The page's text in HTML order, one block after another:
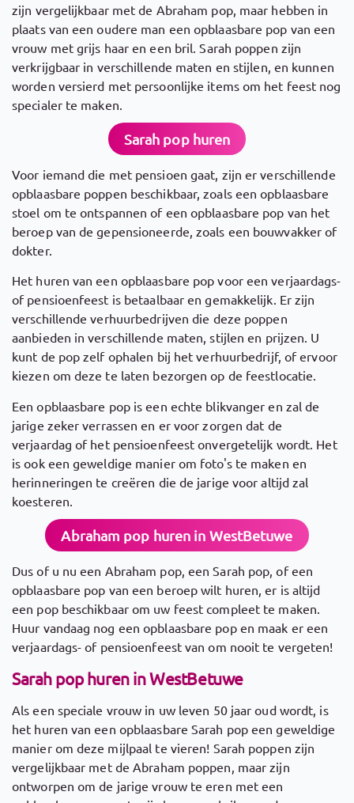
zijn vergelijkbaar met de Abraham pop, maar hebben in
plaats van een oudere man een opblaasbare pop van een
vrouw met grijs haar en een bril. Sarah poppen zijn
verkrijgbaar in verschillende maten en stijlen, en kunnen
worden versierd met persoonlijke items om het feest nog
specialer te maken.
Sarah pop huren
Voor iemand die met pensioen gaat, zijn er verschillende
opblaasbare poppen beschikbaar, zoals een opblaasbare
stoel om te ontspannen of een opblaasbare pop van het
beroep van de gepensioneerde, zoals een bouwvakker of
dokter.
Het huren van een opblaasbare pop voor een verjaardags-
of pensioenfeest is betaalbaar en gemakkelijk. Er zijn
verschillende verhuurbedrijven die deze poppen
aanbieden in verschillende maten, stijlen en prijzen. U
kunt de pop zelf ophalen bij het verhuurbedrijf, of ervoor
kiezen om deze te laten bezorgen op de feestlocatie.
Een opblaasbare pop is een echte blikvanger en zal de
jarige zeker verrassen en er voor zorgen dat de
verjaardag of het pensioenfeest onvergetelijk wordt. Het
is ook een geweldige manier om foto's te maken en
herinneringen te creëren die de jarige voor altijd zal
koesteren.
Abraham pop huren in WestBetuwe
Dus of u nu een Abraham pop, een Sarah pop, of een
opblaasbare pop van een beroep wilt huren, er is altijd
een pop beschikbaar om uw feest compleet te maken.
Huur vandaag nog een opblaasbare pop en maak er een
verjaardags- of pensioenfeest van om nooit te vergeten!
Sarah pop huren in WestBetuwe
Als een speciale vrouw in uw leven 50 jaar oud wordt, is
het huren van een opblaasbare Sarah pop een geweldige
manier om deze mijlpaal te vieren! Sarah poppen zijn
vergelijkbaar met de Abraham poppen, maar zijn
ontworpen om de jarige vrouw te eren met een